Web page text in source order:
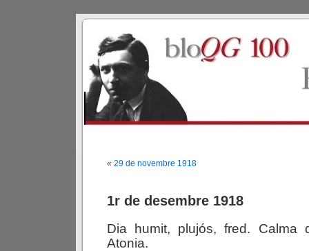
« 29 de novembre 1918
1r de desembre 1918
Dia humit, plujós, fred. Calma
Atonia.